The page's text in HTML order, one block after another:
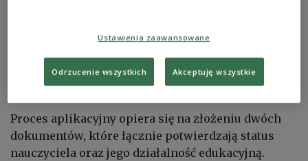
kierowani do pracy za granicą przez Ośrodek
Rozwoju Polskiej Edukacji za Granicą, ponieważ
funkcjonują w odrębnych ramach organizacyjnych.
Proces aplikacyjny opiera się na złożeniu dwóch
dokumentów, które łącznie potwierdzają status
nauczyciela oraz jego działalność edukacyjną.
Ustawienia zaawansowane
Odrzucenie wszystkich Akceptuję wszystkie